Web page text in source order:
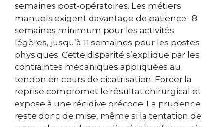
semaines post-opératoires. Les métiers
manuels exigent davantage de patience : 8
semaines minimum pour les activités
légères, jusqu’à 11 semaines pour les postes
physiques. Cette disparité s’explique par les
contraintes mécaniques appliquées au
tendon en cours de cicatrisation. Forcer la
reprise compromet le résultat chirurgical et
expose à une récidive précoce. La prudence
reste donc de mise, même si la tentation de